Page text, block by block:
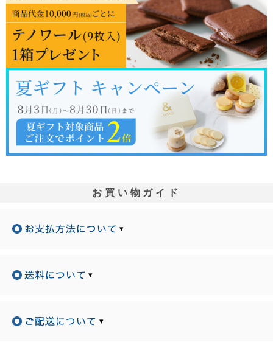
お買い物ガイド
▾
▾
▾